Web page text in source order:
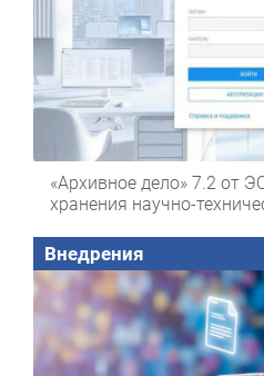
«Архивное дело» 7.2 от
хранения научно-
Внедрения